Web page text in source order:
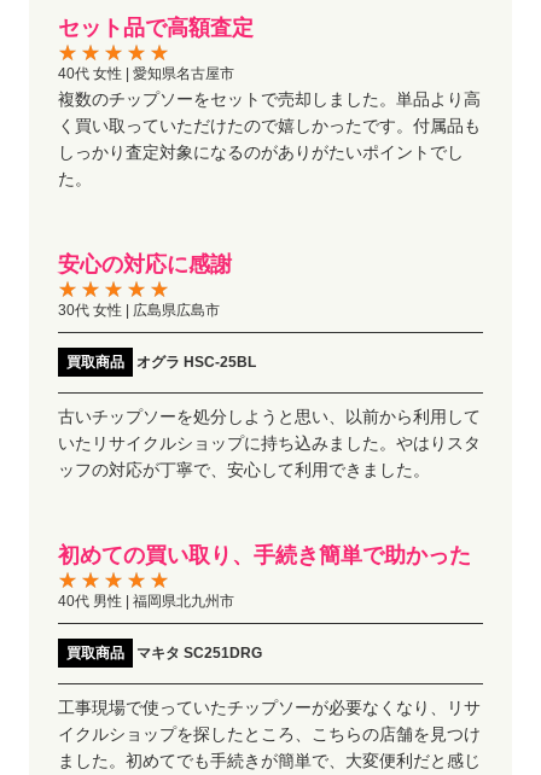
セット品で高額査定
40代 女性 | 愛知県名古屋市
複数のチップソーをセットで売却しました。単品より高
く買い取っていただけたので嬉しかったです。付属品も
しっかり査定対象になるのがありがたいポイントでし
た。
安心の対応に感謝
30代 女性 | 広島県広島市
買取商品 オグラ HSC-25BL
古いチップソーを処分しようと思い、以前から利用して
いたリサイクルショップに持ち込みました。やはりスタ
ッフの対応が丁寧で、安心して利用できました。
初めての買い取り、手続き簡単で助かった
40代 男性 | 福岡県北九州市
買取商品 マキタ SC251DRG
工事現場で使っていたチップソーが必要なくなり、リサ
イクルショップを探したところ、こちらの店舗を見つけ
ました。初めてでも手続きが簡単で、大変便利だと感じ